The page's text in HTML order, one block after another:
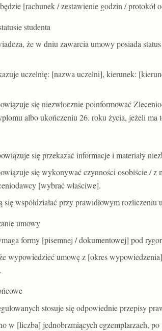
[rachunek / zestawienie godzin / protokół
studenta
że w dniu zawarcia umowy posiada
uczelnię: [nazwa uczelni], kierunek:
się niezwłocznie poinformować
albo ukończeniu 26. roku życia, jeżeli ma
się przekazać informacje i materiały
się wykonywać czynności osobiście / z
[wybrać właściwe].
współdziałać przy prawidłowym rozliczeniu
umowy
formy [pisemnej / dokumentowej] pod
wypowiedzieć umowę z [okres
stosuje się odpowiednie przepisy
w [liczba] jednobrzmiących egzemplarzach,